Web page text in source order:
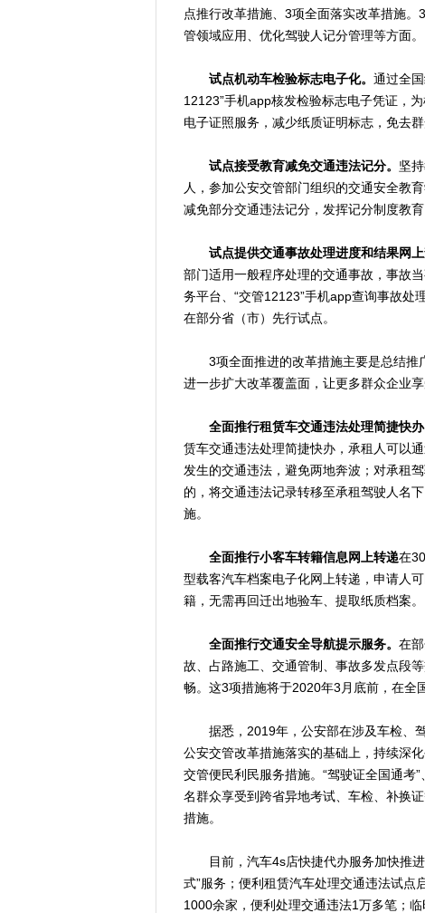
点推行改革措施、3项全面落实改革措施
管领域应用、优化驾驶人记分管理等方面。
试点机动车检验标志电子化。 通过全
12123”手机app核发检验标志电子凭证，
电子证照服务，减少纸质证明标志，免去群
试点接受教育减免交通违法记分。 坚
人，参加公安交管部门组织的交通安全教
减免部分交通违法记分，发挥记分制度教
试点提供交通事故处理进度和结果网上
部门适用一般程序处理的交通事故，事故
务平台、“交管12123”手机app查询事故处
在部分省（市）先行试点。
3项全面推进的改革措施主要是总结推
进一步扩大改革覆盖面，让更多群众企业享
全面推行租赁车交通违法处理简捷快办
赁车交通违法处理简捷快办，承租人可以
发生的交通违法，避免两地奔波；对承租
的，将交通违法记录转移至承租驾驶人名
施。
全面推行小客车转籍信息网上转递在
型载客汽车档案电子化网上转递，申请人
籍，无需再回迁出地验车、提取纸质档案。
全面推行交通安全导航提示服务。 在
故、占路施工、交通管制、事故多发点段
畅。这3项措施将于2020年3月底前，在全
据悉，2019年，公安部在涉及车检、驾
公安交管改革措施落实的基础上，持续深
交管便民利民服务措施。“驾驶证全国通考
名群众享受到跨省异地考试、车检、补换
措施。
目前，汽车4s店快捷代办服务加快推进
式”服务；便利租赁汽车处理交通违法试点
1000余家，便利处理交通违法1万多笔；